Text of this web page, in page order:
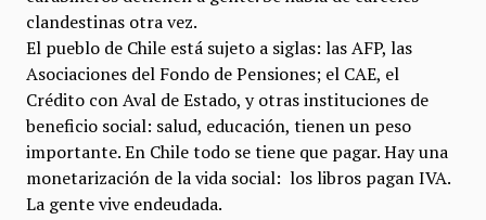
clandestinas otra vez.
El pueblo de Chile está sujeto a siglas: las AFP, las
Asociaciones del Fondo de Pensiones; el CAE, el
Crédito con Aval de Estado, y otras instituciones de
beneficio social: salud, educación, tienen un peso
importante. En Chile todo se tiene que pagar. Hay una
monetarización de la vida social: los libros pagan IVA.
La gente vive endeudada.